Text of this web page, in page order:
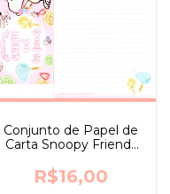
Conjunto de Papel de
Carta Snoopy Friends
R$16,00